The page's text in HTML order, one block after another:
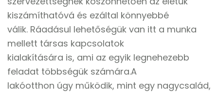
kiszámíthatóvá és ezáltal könnyebbé
válik. Ráadásul lehetőségük van itt a munka
mellett társas kapcsolatok
kialakítására is, ami az egyik legnehezebb
feladat többségük számára.A
lakóotthon úgy működik, mint egy nagycsalád,